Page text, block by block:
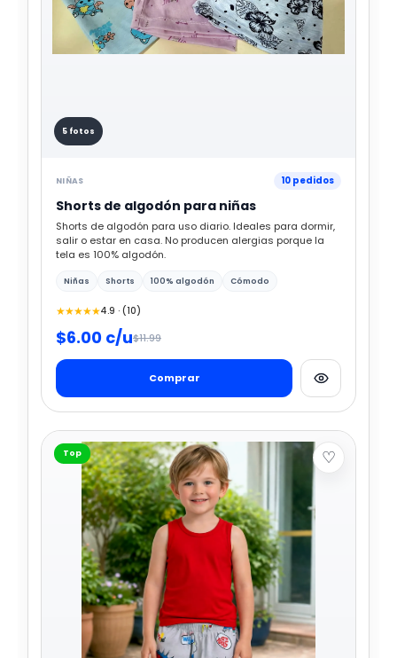
5 fotos
NIÑAS 10 pedidos
Shorts de algodón para niñas
Shorts de algodón para uso diario. Ideales para dormir,
salir o estar en casa. No producen alergias porque la
tela es 100% algodón.
Niñas Shorts 100% algodón Cómodo
★★★★★4.9 · (10)
$6.00 c/u$11.99
Comprar
Top ♡